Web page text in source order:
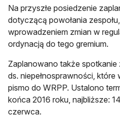
Na przyszłe posiedzenie
dotyczącą powołania
wprowadzeniem zmian w
ordynacją do tego gremium.
Zaplanowano także spotkanie
ds. niepełnosprawności,
pismo do WRPP. Ustalono
końca 2016 roku, najbliższe:
czerwca.